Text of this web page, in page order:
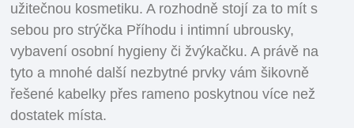
užitečnou kosmetiku. A rozhodně stojí za to mít s
sebou pro strýčka Příhodu i intimní ubrousky,
vybavení osobní hygieny či žvýkačku. A právě na
tyto a mnohé další nezbytné prvky vám šikovně
řešené kabelky přes rameno poskytnou více než
dostatek místa.